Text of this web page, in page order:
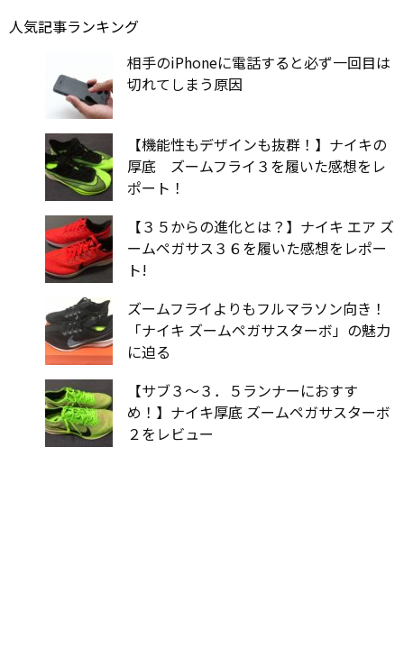
人気記事ランキング
相手のiPhoneに電話すると必ず一回目は
切れてしまう原因
【機能性もデザインも抜群！】ナイキの
厚底 ズームフライ３を履いた感想をレ
ポート！
【３５からの進化とは？】ナイキ エア ズ
ームペガサス３６を履いた感想をレポー
ト!
ズームフライよりもフルマラソン向き！
「ナイキ ズームペガサスターボ」の魅力
に迫る
【サブ３〜３．５ランナーにおすす
め！】ナイキ厚底 ズームペガサスターボ
２をレビュー